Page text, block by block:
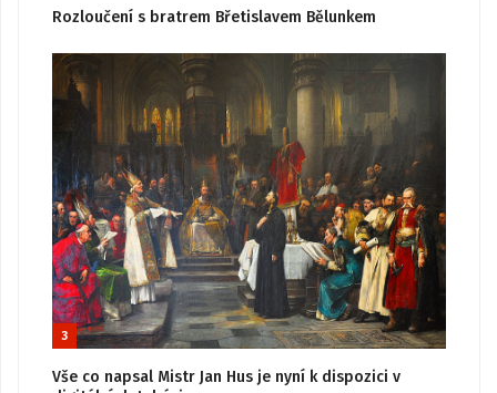
Rozloučení s bratrem Břetislavem Bělunkem
3
Vše co napsal Mistr Jan Hus je nyní k dispozici v